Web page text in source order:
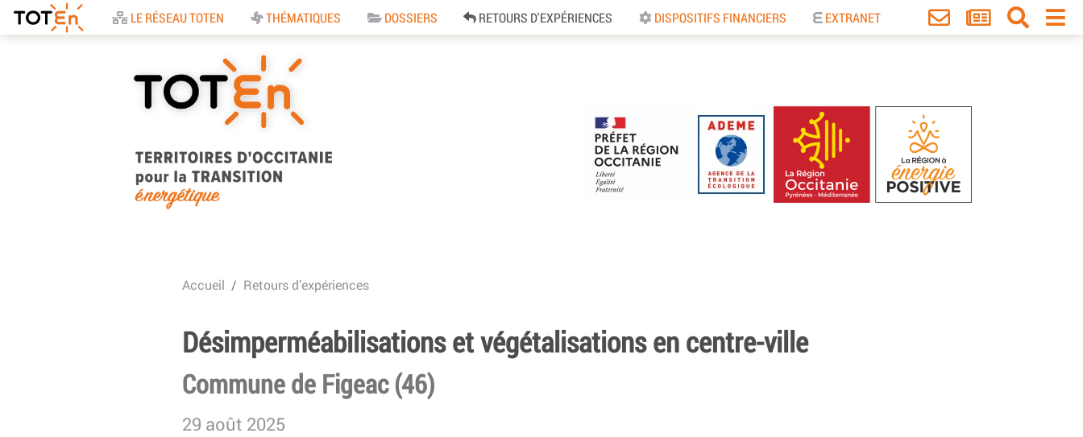
Accueil
LE RÉSEAU TOTEN THÉMATIQUES DOSSIERS RETOURS D'EXPÉRIENCES DISPOSITIFS FINANCIERS EXTRANET
pour la Transition
Energétique
Accueil Retours d’expériences
Désimperméabilisations et végétalisations en centre-ville
Commune de Figeac (46)
29 août 2025